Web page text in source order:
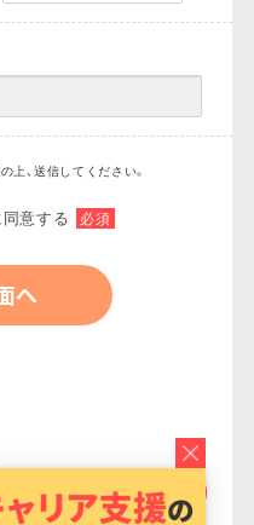
上、送信してください。
意する 必須
へ戻る